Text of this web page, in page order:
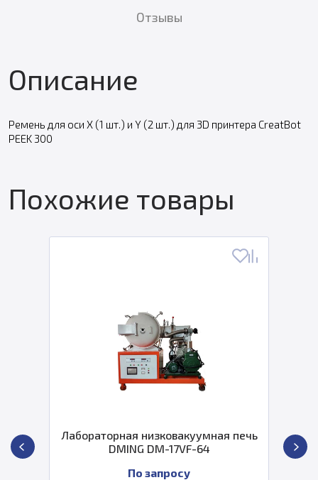
Отзывы
Описание
Ремень для оси X (1 шт.) и Y (2 шт.) для 3D принтера CreatBot
PEEK 300
Похожие товары
Лабораторная низковакуумная печь
DMING DM-17VF-64
По запросу